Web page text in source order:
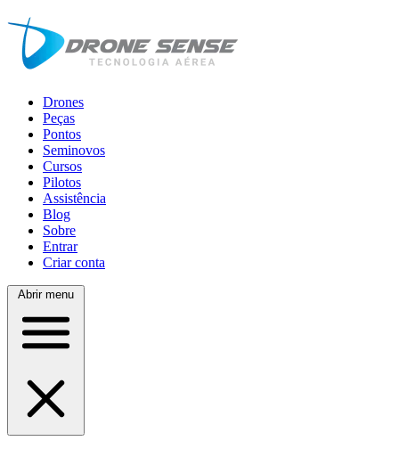
Drones
Peças
Pontos
Seminovos
Cursos
Pilotos
Assistência
Blog
Sobre
Entrar
Criar conta
Abrir menu